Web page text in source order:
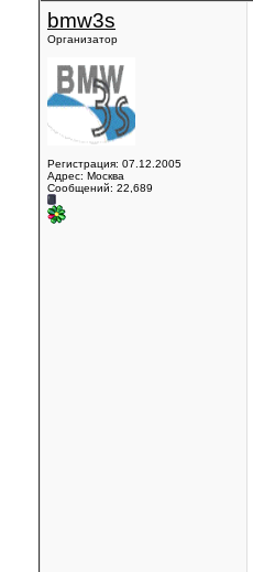
bmw3s
Организатор
Регистрация: 07.12.2005
Адрес: Москва
Сообщений: 22,689